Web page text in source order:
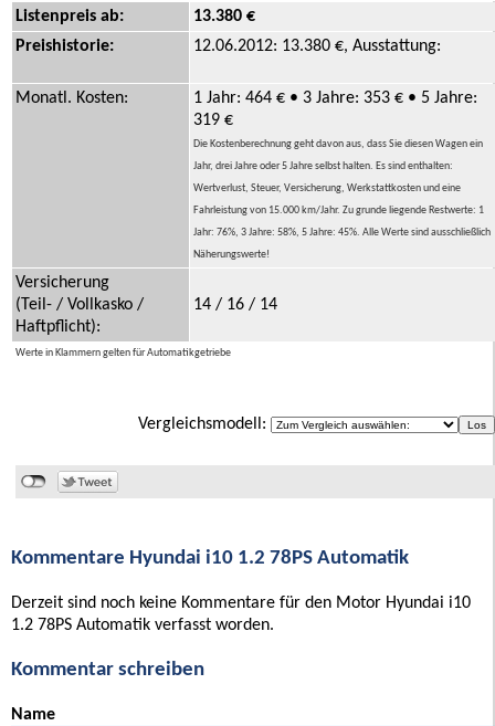
Listenpreis ab:
13.380 €
Preishistorie:
12.06.2012: 13.380 €, Ausstattung:
Monatl. Kosten:
1 Jahr: 464 € • 3 Jahre: 353 € • 5 Jahre:
319 €
Die Kostenberechnung geht davon aus, dass Sie diesen Wagen ein
Jahr, drei Jahre oder 5 Jahre selbst halten. Es sind enthalten:
Wertverlust, Steuer, Versicherung, Werkstattkosten und eine
Fahrleistung von 15.000 km/Jahr. Zu grunde liegende Restwerte: 1
Jahr: 76%, 3 Jahre: 58%, 5 Jahre: 45%. Alle Werte sind ausschließlich
Näherungswerte!
Versicherung
(Teil- / Vollkasko /
Haftpflicht):
14 / 16 / 14
Werte in Klammern gelten für Automatikgetriebe
Vergleichsmodell:
Kommentare Hyundai i10 1.2 78PS Automatik
Derzeit sind noch keine Kommentare für den Motor Hyundai i10
1.2 78PS Automatik verfasst worden.
Kommentar schreiben
Name